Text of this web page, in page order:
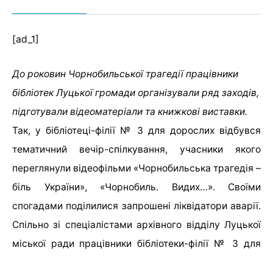
[ad_1]
До роковин Чорнобильської трагедії працівники
бібліотек Луцької громади організували ряд заходів,
підготували відеоматеріали та книжкові виставки.
Так, у бібліотеці-філії № 3 для дорослих відбувся
тематичний вечір-спілкування, учасники якого
переглянули відеофільми «Чорнобильська трагедія –
біль України», «Чорнобиль. Видих…». Своїми
спогадами поділилися запрошені ліквідатори аварії.
Спільно зі спеціалістами архівного відділу Луцької
міської ради працівники бібліотеки-філії № 3 для